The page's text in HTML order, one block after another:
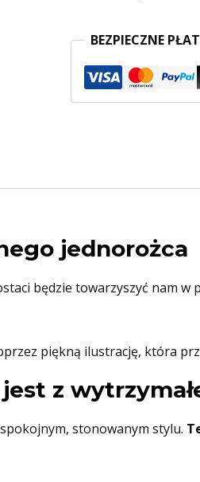
BEZPIECZNE
jednorożca
będzie towarzyszyć nam
piękną ilustrację, która
z
stonowanym stylu.